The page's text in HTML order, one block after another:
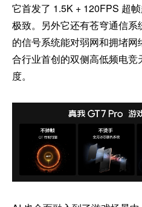
它首发了 1.5K + 120FPS 超
极致。另外它还有苍穹通信
的信号系统能对弱网和拥堵
合行业首创的双侧高低频电
度。